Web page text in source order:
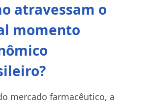
atravessam o
momento
mercado farmacêutico, a